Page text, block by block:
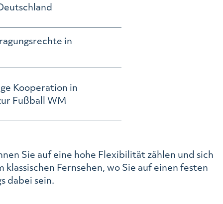
in
Kooperation in
Fußball WM
Sie auf eine hohe Flexibilität zählen und sich
Fernsehen, wo Sie auf einen festen
dabei sein.